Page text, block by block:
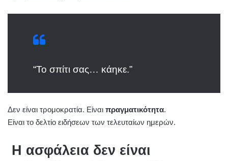
“Το σπίτι σας… κάηκε.”
Δεν είναι τρομοκρατία. Είναι πραγματικότητα.
Είναι το δελτίο ειδήσεων των τελευταίων ημερών.
Η ασφάλεια δεν είναι